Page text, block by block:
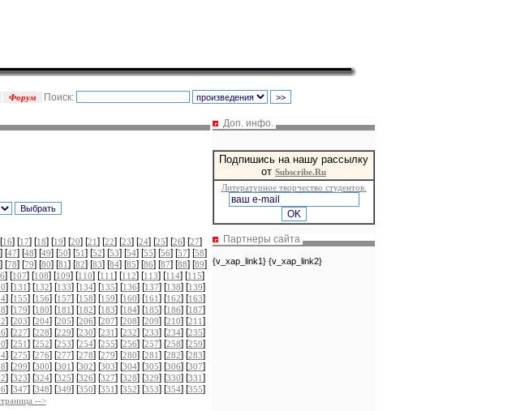
Поиск:
Форум
16] [17] [18] [19] [20] [21] [22] [23] [24] [25] [26] [27]
] [47] [48] [49] [50] [51] [52] [53] [54] [55] [56] [57] [58]
] [78] [79] [80] [81] [82] [83] [84] [85] [86] [87] [88] [89]
] [107] [108] [109] [110] [111] [112] [113] [114] [115]
] [131] [132] [133] [134] [135] [136] [137] [138] [139]
] [155] [156] [157] [158] [159] [160] [161] [162] [163]
] [179] [180] [181] [182] [183] [184] [185] [186] [187]
] [203] [204] [205] [206] [207] [208] [209] [210] [211]
] [227] [228] [229] [230] [231] [232] [233] [234] [235]
] [251] [252] [253] [254] [255] [256] [257] [258] [259]
] [275] [276] [277] [278] [279] [280] [281] [282] [283]
] [299] [300] [301] [302] [303] [304] [305] [306] [307]
] [323] [324] [325] [326] [327] [328] [329] [330] [331]
] [347] [348] [349] [350] [351] [352] [353] [354] [355]
-->
Доп. инфо.
Подпишись на нашу рассылку
от Subscribe.Ru
Литературное творчество студентов.
Партнеры сайта
{v_xap_link1} {v_xap_link2}